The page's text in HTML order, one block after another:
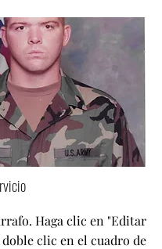
Haga clic en "Editar
clic en el cuadro de